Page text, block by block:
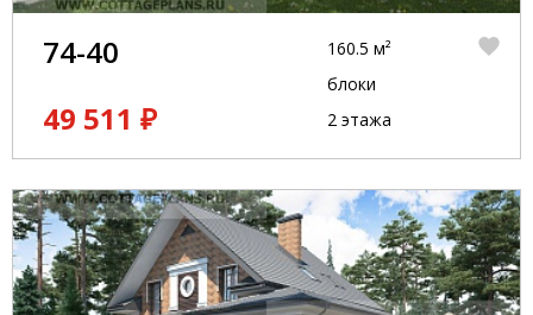
74-40
49 511 ₽
160.5 м²
блоки
2 этажа